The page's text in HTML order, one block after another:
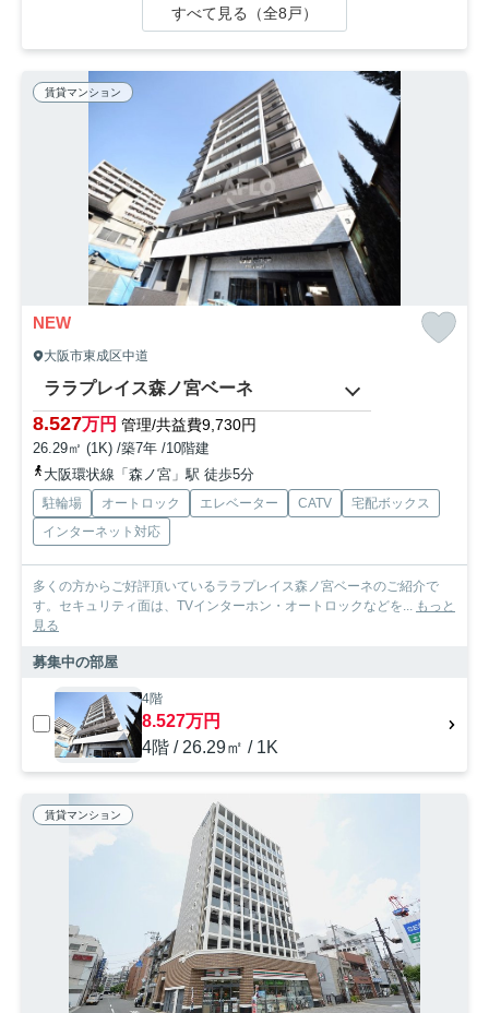
すべて見る（全8戸）
賃貸マンション
NEW
大阪市東成区中道
ララプレイス森ノ宮ベーネ
8.527万円 管理/共益費9,730円
26.29㎡ (1K) /築7年 /10階建
大阪環状線「森ノ宮」駅 徒歩5分
駐輪場 オートロック エレベーター CATV
宅配ボックス
インターネット対応
多くの方からご好評頂いているララプレイス森ノ宮ベーネのご紹介で
す。セキュリティ面は、TVインターホン・オートロックなどを...
もっと
見る
募集中の部屋
4階
8.527万円
4階 / 26.29㎡ / 1K
賃貸マンション